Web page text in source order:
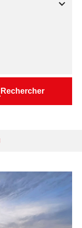
Rechercher